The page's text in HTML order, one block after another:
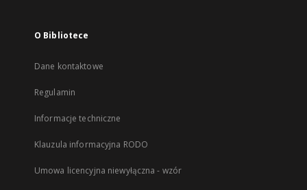
O Bibliotece
Dane kontaktowe
Regulamin
Informacje techniczne
Klauzula informacyjna RODO
Umowa licencyjna niewyłączna - wzór